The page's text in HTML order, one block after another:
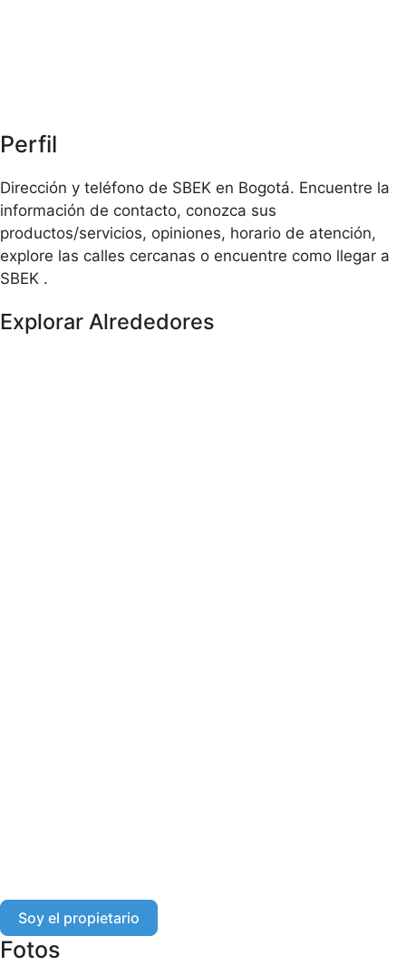
Perfil
Dirección y teléfono de SBEK en Bogotá. Encuentre la
información de contacto, conozca sus
productos/servicios, opiniones, horario de atención,
explore las calles cercanas o encuentre como llegar a
SBEK .
Explorar Alrededores
Soy el propietario
Fotos